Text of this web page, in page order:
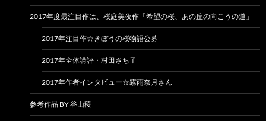
2017年度最注目作は、桜庭美夜作「希望の桜、あの丘の向こうの道」
2017年注目作☆きぼうの桜物語公募
2017年全体講評・村田さち子
2017年作者インタビュー☆霧雨奈月さん
参考作品 BY 谷山稜